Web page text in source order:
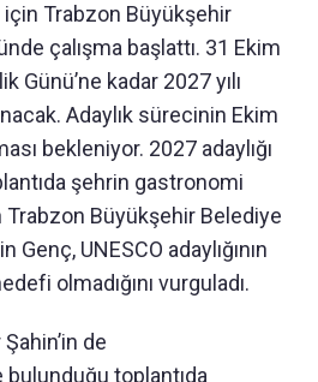
için Trabzon Büyükşehir
çalışma başlattı. 31 Ekim
Günü’ne kadar 2027 yılı
Adaylık sürecinin Ekim
bekleniyor. 2027 adaylığı
şehrin gastronomi
Büyükşehir Belediye
Genç, UNESCO adaylığının
olmadığını vurguladı.
de
toplantıda